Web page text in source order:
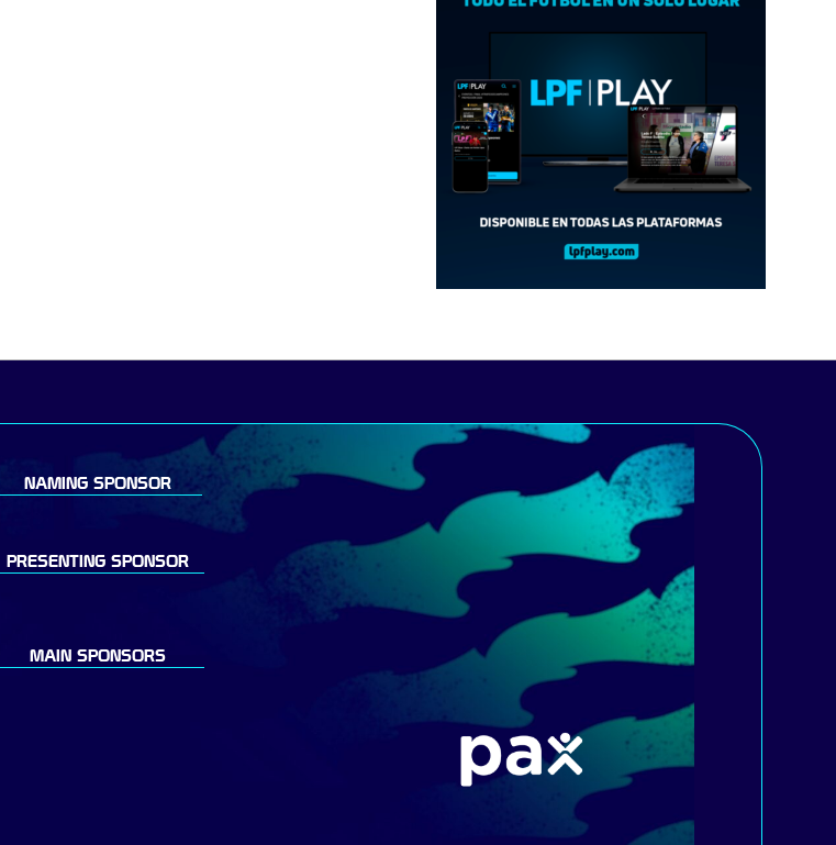
NAMING SPONSOR
PRESENTING SPONSOR
MAIN SPONSORS